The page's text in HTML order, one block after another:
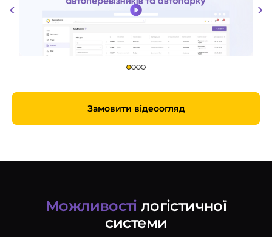
розробка CRM
Замовити відеоогляд
Можливості логістичної
системи